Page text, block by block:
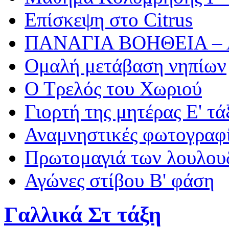
Επίσκεψη στο Citrus
ΠΑΝΑΓΙΑ ΒΟΗΘΕΙΑ
Ομαλή μετάβαση νηπίων
Ο Τρελός του Χωριού
Γιορτή της μητέρας Ε'
Αναμνηστικές
Πρωτομαγιά των
Αγώνες στίβου Β' φάση
Γαλλικά Στ τάξη